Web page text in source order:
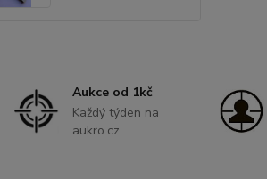
Aukce od 1kč
Každý týden na
aukro.cz